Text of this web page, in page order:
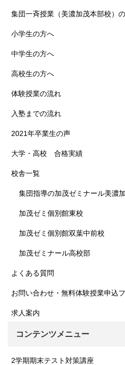
集団一斉授業（美濃加茂本部校）
小学生の方へ
中学生の方へ
高校生の方へ
体験授業の流れ
入塾までの流れ
2021年卒業生の声
大学・高校 合格実績
校舎一覧
集団指導の加茂ゼミナール美濃
加茂ゼミ個別館東校
加茂ゼミ個別館双葉中前校
加茂ゼミナール高校部
よくある質問
お問い合わせ・無料体験授業申込
求人案内
コンテンツメニュー
2学期期末テスト対策講座